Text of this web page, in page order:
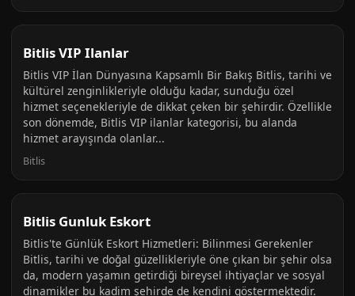
Bitlis VIP Ilanlar
Bitlis VIP İlan Dünyasına Kapsamlı Bir Bakış Bitlis, tarihi ve
kültürel zenginlikleriyle olduğu kadar, sunduğu özel
hizmet seçenekleriyle de dikkat çeken bir şehirdir. Özellikle
son dönemde, Bitlis VIP ilanlar kategorisi, bu alanda
hizmet arayışında olanlar...
Bitlis
Bitlis Gunluk Eskort
Bitlis'te Günlük Eskort Hizmetleri: Bilinmesi Gerekenler
Bitlis, tarihi ve doğal güzellikleriyle öne çıkan bir şehir olsa
da, modern yaşamın getirdiği bireysel ihtiyaçlar ve sosyal
dinamikler bu kadim şehirde de kendini göstermektedir.